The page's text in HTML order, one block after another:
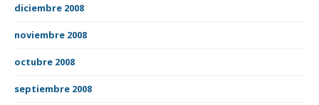
diciembre 2008
noviembre 2008
octubre 2008
septiembre 2008